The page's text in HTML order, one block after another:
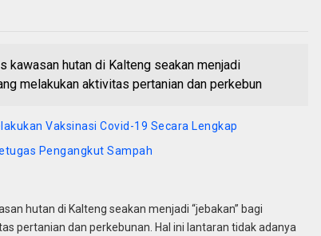
kawasan hutan di Kalteng seakan menjadi
melakukan aktivitas pertanian dan perkebun
Vaksinasi Covid-19 Secara Lengkap
Pengangkut Sampah
hutan di Kalteng seakan menjadi “jebakan” bagi
pertanian dan perkebunan. Hal ini lantaran tidak adanya